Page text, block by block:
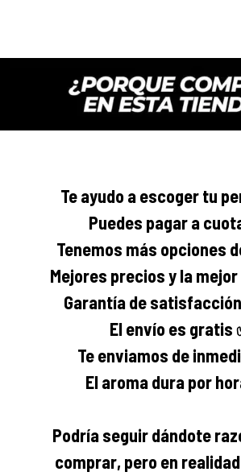
Te ayudo a escoger tu
Puedes pagar a
Tenemos más opciones
Mejores precios y la
Garantía de
El envío es gratis
Te enviamos de
El aroma dura por
Podría seguir dándote
comprar, pero en